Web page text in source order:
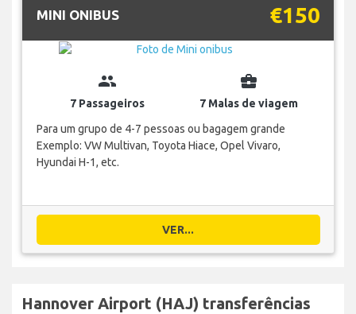
MINI ONIBUS €150
group
7 Passageiros
business_center
7 Malas de viagem
Para um grupo de 4-7 pessoas ou bagagem grande
Exemplo: VW Multivan, Toyota Hiace, Opel Vivaro,
Hyundai H-1, etc.
VER...
Hannover Airport (HAJ) transferências